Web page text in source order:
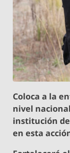
Coloca a la
nivel
institución
en esta